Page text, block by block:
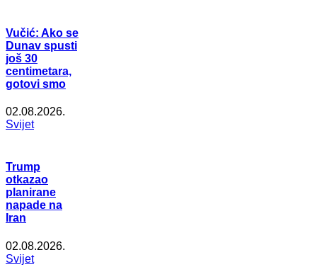
Vučić: Ako se
Dunav spusti
još 30
centimetara,
gotovi smo
02.08.2026.
Svijet
Trump
otkazao
planirane
napade na
Iran
02.08.2026.
Svijet